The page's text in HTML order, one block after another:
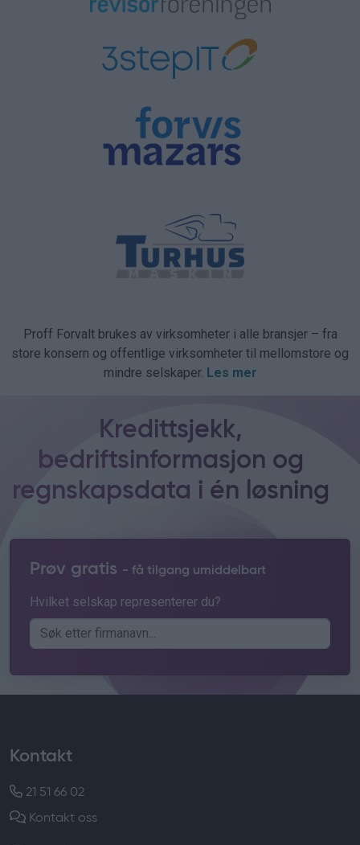
Proff Forvalt brukes av virksomheter i alle bransjer – fra
store konsern og offentlige virksomheter til mellomstore og
mindre selskaper. Les mer
Kredittsjekk,
bedriftsinformasjon og
regnskapsdata i én løsning
Prøv gratis - få tilgang umiddelbart
Hvilket selskap representerer du?
Kontakt
21 51 66 02
Kontakt oss